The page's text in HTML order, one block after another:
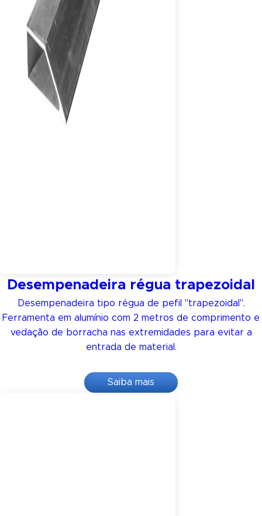
Desempenadeira régua trapezoidal
Desempenadeira tipo régua de pefil "trapezoidal".
Ferramenta em alumínio com 2 metros de comprimento e
vedação de borracha nas extremidades para evitar a
entrada de material.
Saiba mais